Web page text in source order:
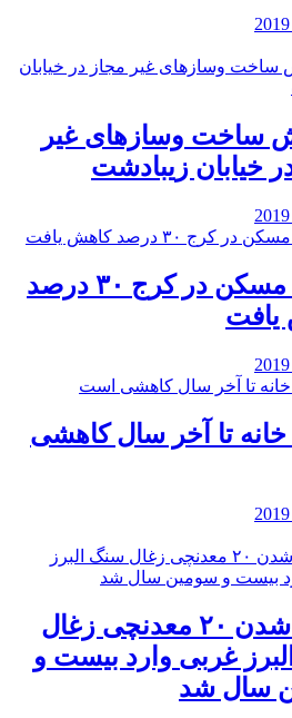
ساخت وسازهای غیر
خیابان زیبادشت
️قیمت مسکن در کرج ۳۰ درصد
تا آخر سال کاهشی
کشته شدن ۲۰ معدنچی زغال
غربی وارد بیست و
سال شد